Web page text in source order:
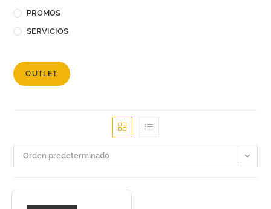
PROMOS
SERVICIOS
OUTLET
Orden predeterminado